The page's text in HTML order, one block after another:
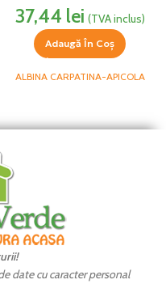
37,44 lei (TVA inclus)
Adaugă În Coș
ALBINA CARPATINA-APICOLA
date cu caracter personal